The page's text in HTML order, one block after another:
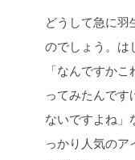
どうして急に羽
のでしょう。は
「なんですか
ってみたんです
ないですよね」
っかり人気のア